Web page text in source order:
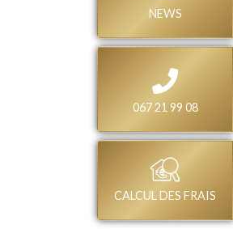
NEWS
067 21 99 08
CALCUL DES FRAIS